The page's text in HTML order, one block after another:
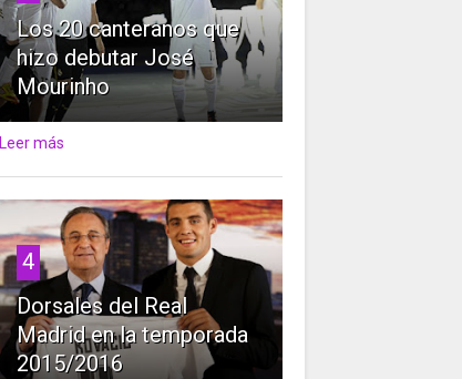
Los 20 canteranos que
hizo debutar José
Mourinho
Leer más
4
Dorsales del Real
Madrid en la temporada
2015/2016